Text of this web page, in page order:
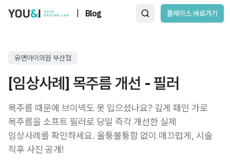
Blog 플레이스 바로가기
유앤아이의원 부산점
[임상사례] 목주름 개선 - 필러
목주름 때문에 브이넥도 못 입으셨나요? 깊게 패인 가로
목주름을 소프트 필러로 당일 즉각 개선한 실제
임상사례를 확인하세요. 울퉁불퉁함 없이 매끄럽게, 시술
직후 사진 공개!